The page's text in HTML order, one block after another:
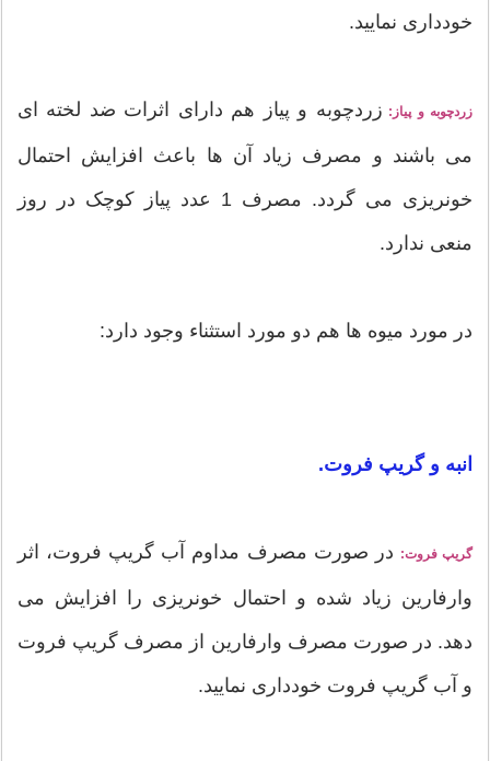
خودداری نمایید.
زردچوبه و پیاز: زردچوبه و پیاز هم دارای اثرات ضد لخته ای
می باشند و مصرف زیاد آن ها باعث افزایش احتمال
خونریزی می گردد. مصرف 1 عدد پیاز کوچک در روز
منعی ندارد.
در مورد میوه ها هم دو مورد استثناء وجود دارد:
انبه و گریپ فروت.
گریپ فروت: در صورت مصرف مداوم آب گریپ فروت، اثر
وارفارین زیاد شده و احتمال خونریزی را افزایش می
دهد. در صورت مصرف وارفارین از مصرف گریپ فروت
و آب گریپ فروت خودداری نمایید.